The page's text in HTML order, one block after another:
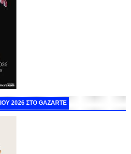
2026 ΣΤΟ GAZARTE